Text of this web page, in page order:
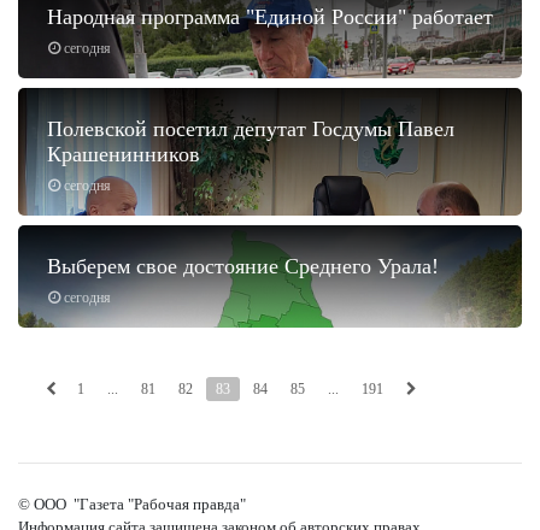
сегодня
Народная программа "Единой России" работает
сегодня
Полевской посетил депутат Госдумы Павел
Крашенинников
сегодня
Выберем свое достояние Среднего Урала!
1 ... 81 82 83 84 85 ... 191
© ООО "Газета "Рабочая правда"